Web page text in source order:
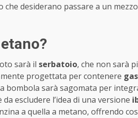
desiderano passare a un
sarà il serbatoio, che non sarà
progettata per contenere
bombola sarà sagomata per
escludere l’idea di una versione
a quella a metano, offrendo